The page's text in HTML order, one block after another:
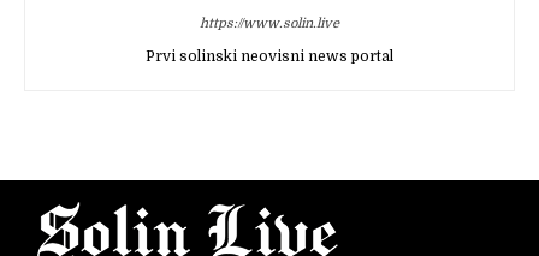
https://www.solin.live
Prvi solinski neovisni news portal